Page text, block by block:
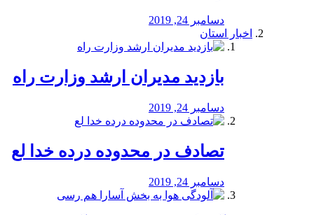
دسامبر 24, 2019
اخبار استان
بازدید مدیران ارشد وزارت راه
دسامبر 24, 2019
تصادف در محدوده درده خدا لع
دسامبر 24, 2019